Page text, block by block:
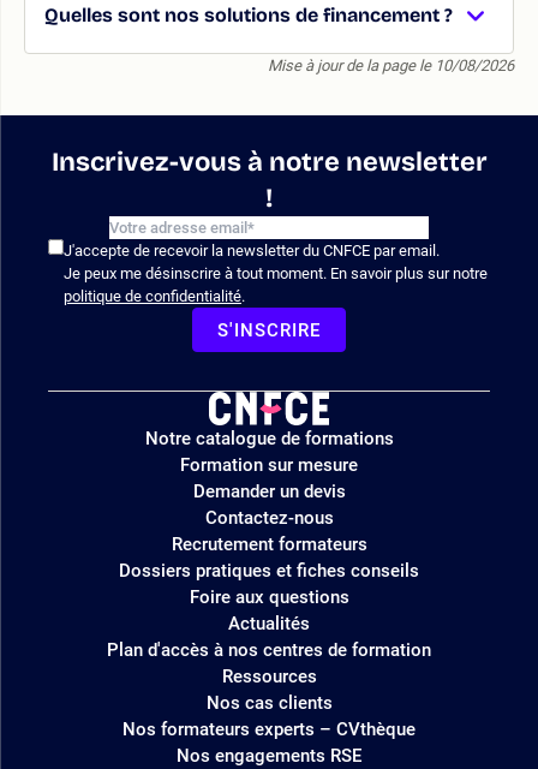
Quelles sont nos solutions de financement ?
Mise à jour de la page le 10/08/2026
Inscrivez-vous à notre newsletter
!
J'accepte de recevoir la newsletter du CNFCE par email.
Je peux me désinscrire à tout moment. En savoir plus sur notre
politique de confidentialité.
S'INSCRIRE
Logo
site
Notre catalogue de formations
Formation sur mesure
Demander un devis
Contactez-nous
Recrutement formateurs
Dossiers pratiques et fiches conseils
Foire aux questions
Actualités
Plan d'accès à nos centres de formation
Ressources
Nos cas clients
Nos formateurs experts – CVthèque
Nos engagements RSE